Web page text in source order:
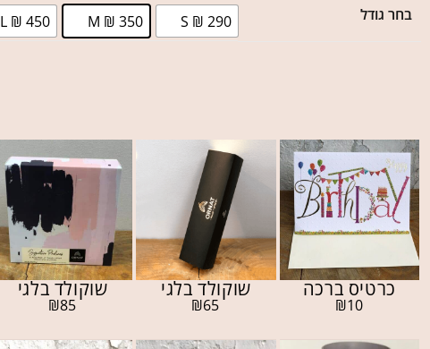
בחר גודל S ₪ 290
M ₪ 350
L ₪ 450
כרטיס ברכה
₪10
שוקולד בלגי
₪65
שוקולד בלגי
₪85